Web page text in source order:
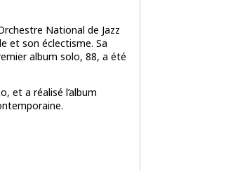
National de Jazz
et son éclectisme. Sa
album solo, 88, a été
et a réalisé l’album